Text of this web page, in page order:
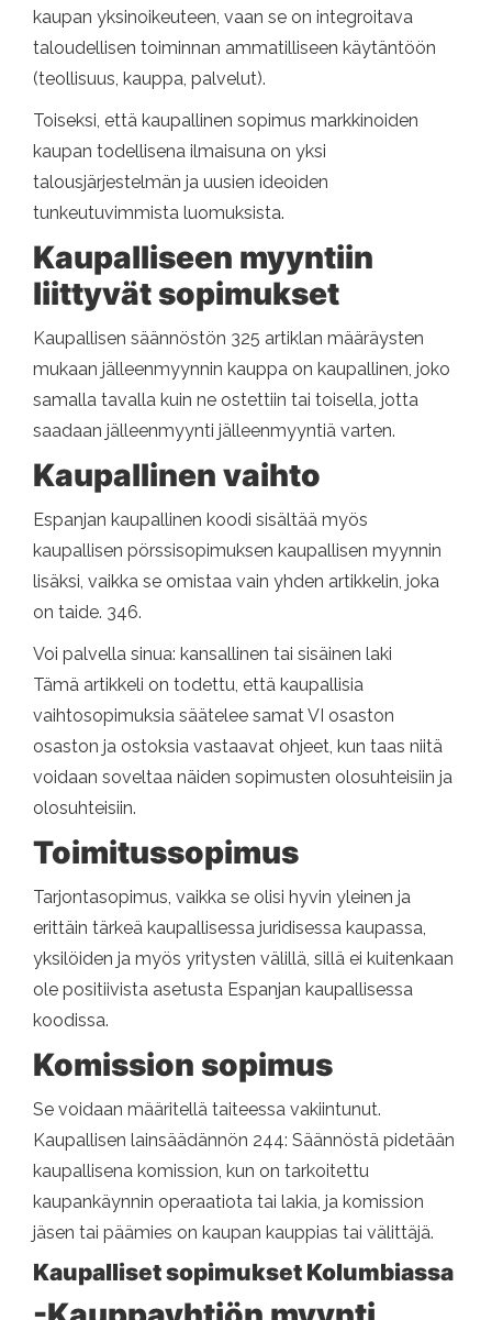
kaupan yksinoikeuteen, vaan se on integroitava
taloudellisen toiminnan ammatilliseen käytäntöön
(teollisuus, kauppa, palvelut).
Toiseksi, että kaupallinen sopimus markkinoiden
kaupan todellisena ilmaisuna on yksi
talousjärjestelmän ja uusien ideoiden
tunkeutuvimmista luomuksista.
Kaupalliseen myyntiin
liittyvät sopimukset
Kaupallisen säännöstön 325 artiklan määräysten
mukaan jälleenmyynnin kauppa on kaupallinen, joko
samalla tavalla kuin ne ostettiin tai toisella, jotta
saadaan jälleenmyynti jälleenmyyntiä varten.
Kaupallinen vaihto
Espanjan kaupallinen koodi sisältää myös
kaupallisen pörssisopimuksen kaupallisen myynnin
lisäksi, vaikka se omistaa vain yhden artikkelin, joka
on taide. 346.
Voi palvella sinua: kansallinen tai sisäinen laki
Tämä artikkeli on todettu, että kaupallisia
vaihtosopimuksia säätelee samat VI osaston
osaston ja ostoksia vastaavat ohjeet, kun taas niitä
voidaan soveltaa näiden sopimusten olosuhteisiin ja
olosuhteisiin.
Toimitussopimus
Tarjontasopimus, vaikka se olisi hyvin yleinen ja
erittäin tärkeä kaupallisessa juridisessa kaupassa,
yksilöiden ja myös yritysten välillä, sillä ei kuitenkaan
ole positiivista asetusta Espanjan kaupallisessa
koodissa.
Komission sopimus
Se voidaan määritellä taiteessa vakiintunut.
Kaupallisen lainsäädännön 244: Säännöstä pidetään
kaupallisena komission, kun on tarkoitettu
kaupankäynnin operaatiota tai lakia, ja komission
jäsen tai päämies on kaupan kauppias tai välittäjä.
Kaupalliset sopimukset Kolumbiassa